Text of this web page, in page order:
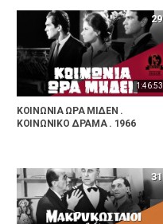
1:46:53
29
ΚΟΙΝΩΝΙΑ ΩΡΑ ΜΙΔΕΝ .
ΚΟΙΝΩΝΙΚΟ ΔΡΑΜΑ . 1966
31